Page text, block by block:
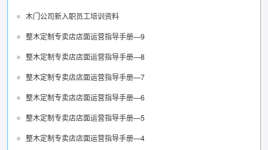
木门公司新入职员工培训资料
整木定制专卖店店面运营指导手册—9
整木定制专卖店店面运营指导手册—8
整木定制专卖店店面运营指导手册—7
整木定制专卖店店面运营指导手册—6
整木定制专卖店店面运营指导手册—5
整木定制专卖店店面运营指导手册—4